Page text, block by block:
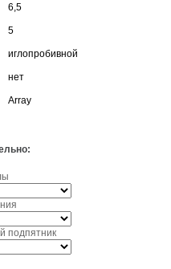
6,5
5
иглопробивной
нет
Array
подпятник